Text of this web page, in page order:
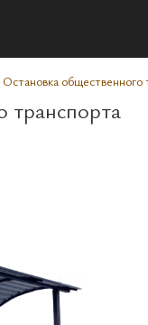
Остановка
транспорта